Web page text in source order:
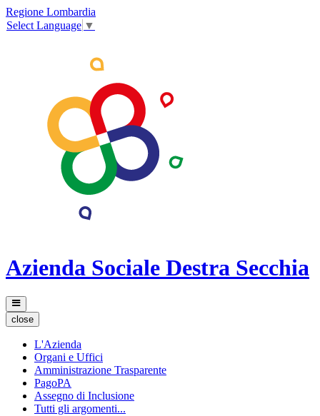
Regione Lombardia
Select Language ▼
Azienda Sociale Destra Secchia
close
L'Azienda
Organi e Uffici
Amministrazione Trasparente
PagoPA
Assegno di Inclusione
Tutti gli argomenti...